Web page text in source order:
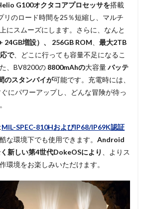
G100オクタコアプロセッサを搭載
リのロード時間を25％短縮し、マルチ
にスムーズにします。さらに、なんと
増設）、
256GB ROM
最大2TB
で、どこに行っても容量不足になるこ
、BV8200の 8800mAhの大容量バッテ
のスタンバイが可能です。充電時には、
にパワーアップし、どんな冒険が待っ
MIL-SPEC-810HおよびIP68/IP69K認証
な環境下でも使用できます。 Android
新しい第4世代DokeOSにより
、よりス
環境をお楽しみいただけます。